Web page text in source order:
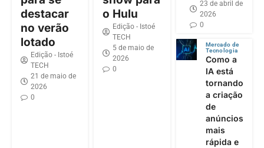
destacar
no verão
lotado
Edição - Istoé
TECH
21 de maio de
2026
0
o Hulu
Edição - Istoé
TECH
5 de maio de
2026
0
23 de abril de
2026
0
Mercado de
Tecnologia
Como a
IA está
tornando
a criação
de
anúncios
mais
rápida e